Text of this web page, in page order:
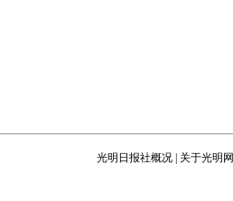
光明日报社概况 关于光明网